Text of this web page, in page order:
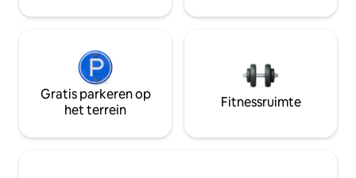
Gratis parkeren op
het terrein
Fitnessruimte